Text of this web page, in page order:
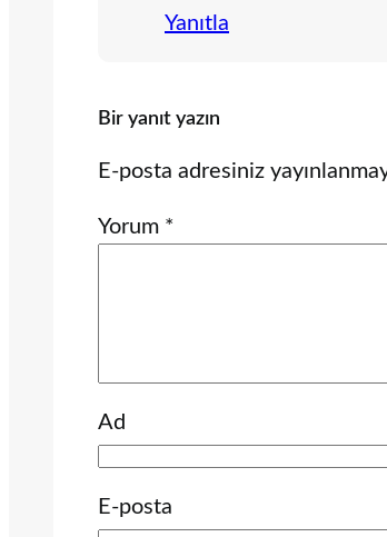
Yanıtla
Bir yanıt yazın
E-posta adresiniz
Yorum *
Ad
E-posta